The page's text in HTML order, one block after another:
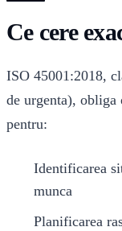
Ce cere
ISO 45001:2018,
de urgenta), obliga
pentru:
Identificarea
munca
Planificarea